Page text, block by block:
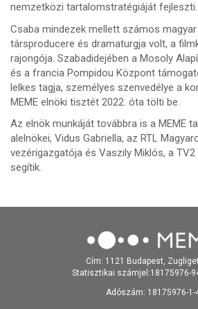
nemzetközi tartalomstratégiáját fejleszti.
Csaba mindezek mellett számos
társproducere és dramaturgja volt, a
rajongója. Szabadidejében a Mosoly
és a francia Pompidou Központ
lelkes tagja, személyes szenvedélye a
MEME elnöki tisztét 2022. óta tölti be.
Az elnök munkáját továbbra is a MEME
alelnökei, Vidus Gabriella, az RTL
vezérigazgatója és Vaszily Miklós, a
segítik.
Cím: 1121 Budapest,
Statisztikai számjel:18175976-
Adószám: 18175976-1-